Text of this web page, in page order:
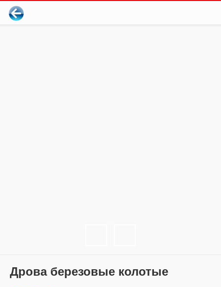
Дрова березовые колотые